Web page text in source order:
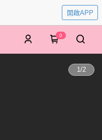
開啟APP
0
1/2